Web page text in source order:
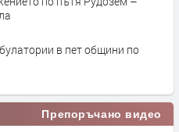
в пет общини по
Препоръчано видео